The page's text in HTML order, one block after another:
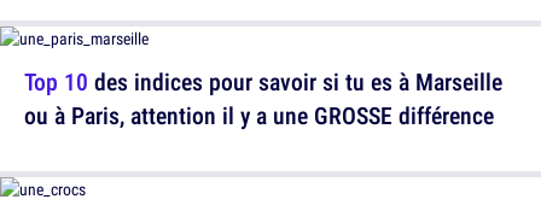
Top 10 des indices pour savoir si tu es à Marseille
ou à Paris, attention il y a une GROSSE différence